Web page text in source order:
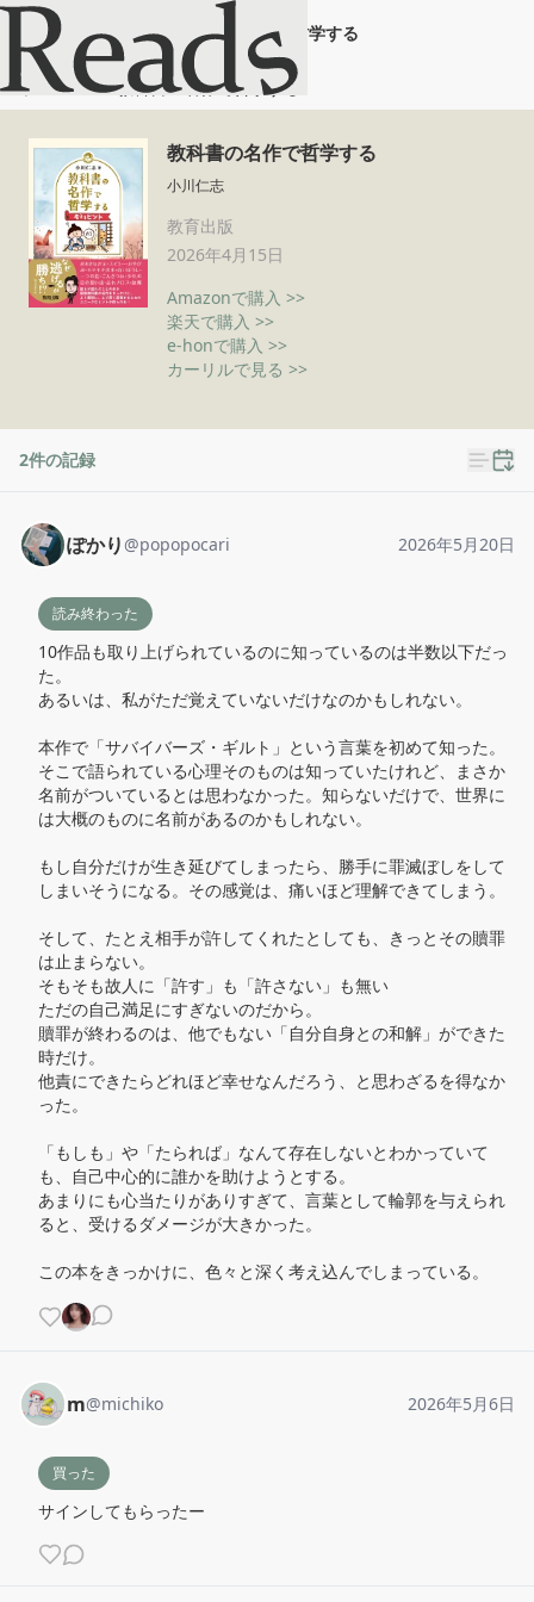
教科書の名作で哲学する
ホーム 教科書の名作で哲学する
教科書の名作で哲学する
小川仁志
教育出版
2026年4月15日
Amazonで購入 >>
楽天で購入 >>
e-honで購入 >>
カーリルで見る >>
2件の記録
ぽかり @popopocari 2026年5月20日
読み終わった
10作品も取り上げられているのに知っているのは半数以下だっ
た。
あるいは、私がただ覚えていないだけなのかもしれない。
本作で「サバイバーズ・ギルト」という言葉を初めて知った。
そこで語られている心理そのものは知っていたけれど、まさか
名前がついているとは思わなかった。知らないだけで、世界に
は大概のものに名前があるのかもしれない。
もし自分だけが生き延びてしまったら、勝手に罪滅ぼしをして
しまいそうになる。その感覚は、痛いほど理解できてしまう。
そして、たとえ相手が許してくれたとしても、きっとその贖罪
は止まらない。
そもそも故人に「許す」も「許さない」も無い
ただの自己満足にすぎないのだから。
贖罪が終わるのは、他でもない「自分自身との和解」ができた
時だけ。
他責にできたらどれほど幸せなんだろう、と思わざるを得なか
った。
「もしも」や「たられば」なんて存在しないとわかっていて
も、自己中心的に誰かを助けようとする。
あまりにも心当たりがありすぎて、言葉として輪郭を与えられ
ると、受けるダメージが大きかった。
この本をきっかけに、色々と深く考え込んでしまっている。
m@michiko 2026年5月6日
買った
サインしてもらったー